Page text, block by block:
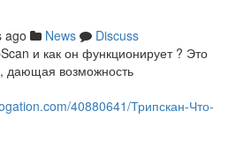
ago News
Discuss
и как он функционирует ? Это
дающая возможность
40880641/Трипскан-Что-